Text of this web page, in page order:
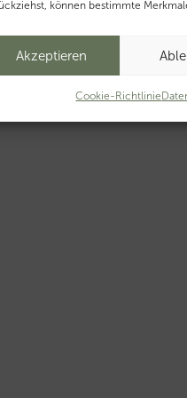
können bestimmte
Akzeptieren
Cookie-Richtlinie